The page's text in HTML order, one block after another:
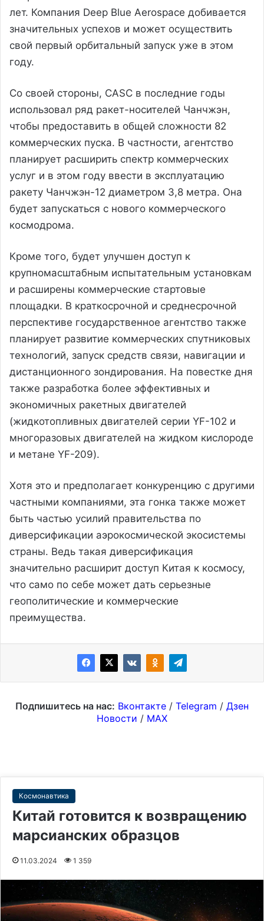
лет. Компания Deep Blue Aerospace добивается
значительных успехов и может осуществить
свой первый орбитальный запуск уже в этом
году.
Со своей стороны, CASC в последние годы
использовал ряд ракет-носителей Чанчжэн,
чтобы предоставить в общей сложности 82
коммерческих пуска. В частности, агентство
планирует расширить спектр коммерческих
услуг и в этом году ввести в эксплуатацию
ракету Чанчжэн-12 диаметром 3,8 метра. Она
будет запускаться с нового коммерческого
космодрома.
Кроме того, будет улучшен доступ к
крупномасштабным испытательным установкам
и расширены коммерческие стартовые
площадки. В краткосрочной и среднесрочной
перспективе государственное агентство также
планирует развитие коммерческих спутниковых
технологий, запуск средств связи, навигации и
дистанционного зондирования. На повестке дня
также разработка более эффективных и
экономичных ракетных двигателей
(жидкотопливных двигателей серии YF-102 и
многоразовых двигателей на жидком кислороде
и метане YF-209).
Хотя это и предполагает конкуренцию с другими
частными компаниями, эта гонка также может
быть частью усилий правительства по
диверсификации аэрокосмической экосистемы
страны. Ведь такая диверсификация
значительно расширит доступ Китая к космосу,
что само по себе может дать серьезные
геополитические и коммерческие
преимущества.
Подпишитесь на нас: Вконтакте / Telegram / Дзен
Новости / MAX